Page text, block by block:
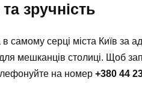
зручність
в самому серці міста Київ
мешканців столиці. Щоб
на номер +380 44